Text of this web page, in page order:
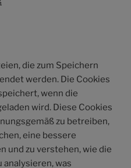
die zum Speichern
werden. Die Cookies
wenn die
wird. Diese Cookies
zu betreiben,
eine bessere
und zu verstehen, wie die
was